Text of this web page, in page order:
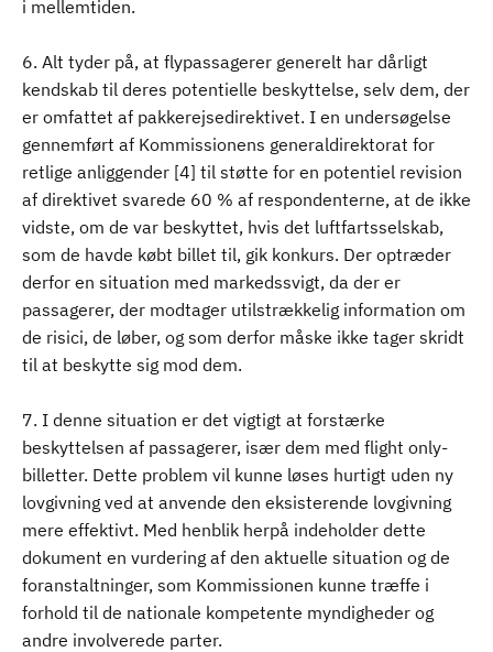
i mellemtiden.
6. Alt tyder på, at flypassagerer generelt har dårligt
kendskab til deres potentielle beskyttelse, selv dem, der
er omfattet af pakkerejsedirektivet. I en undersøgelse
gennemført af Kommissionens generaldirektorat for
retlige anliggender [4] til støtte for en potentiel revision
af direktivet svarede 60 % af respondenterne, at de ikke
vidste, om de var beskyttet, hvis det luftfartsselskab,
som de havde købt billet til, gik konkurs. Der optræder
derfor en situation med markedssvigt, da der er
passagerer, der modtager utilstrækkelig information om
de risici, de løber, og som derfor måske ikke tager skridt
til at beskytte sig mod dem.
7. I denne situation er det vigtigt at forstærke
beskyttelsen af passagerer, især dem med flight only-
billetter. Dette problem vil kunne løses hurtigt uden ny
lovgivning ved at anvende den eksisterende lovgivning
mere effektivt. Med henblik herpå indeholder dette
dokument en vurdering af den aktuelle situation og de
foranstaltninger, som Kommissionen kunne træffe i
forhold til de nationale kompetente myndigheder og
andre involverede parter.